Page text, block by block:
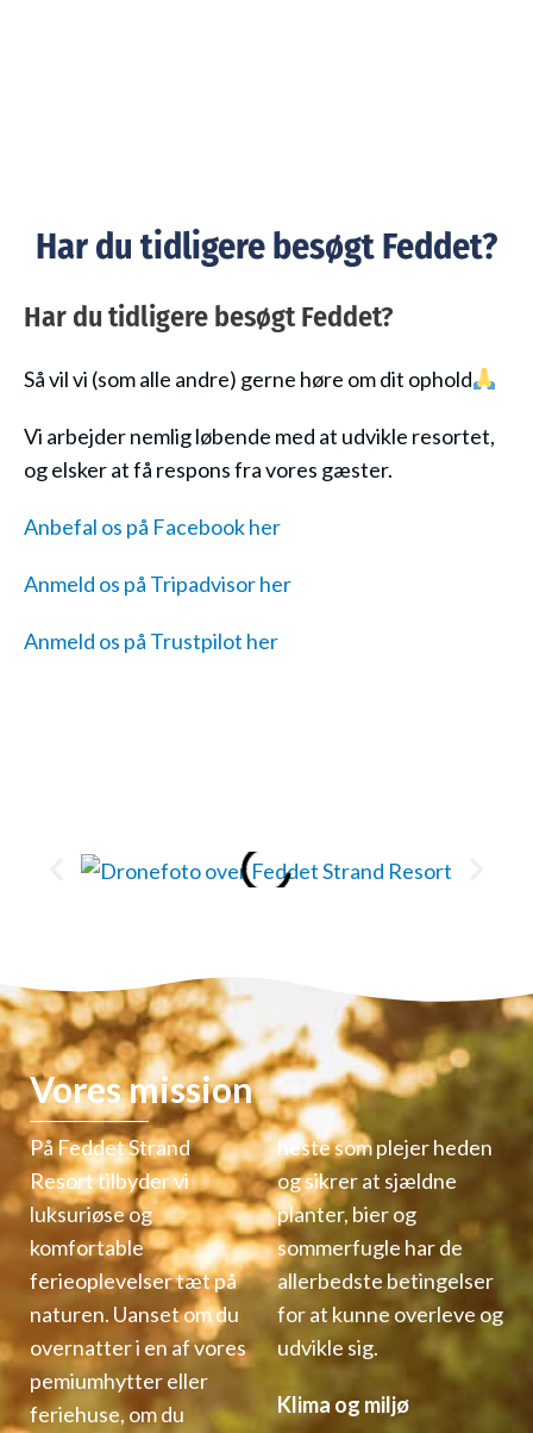
Har du tidligere besøgt Feddet?
Har du tidligere besøgt Feddet?
Så vil vi (som alle andre) gerne høre om dit ophold
Vi arbejder nemlig løbende med at udvikle resortet,
og elsker at få respons fra vores gæster.
Anbefal os på Facebook her
Anmeld os på Tripadvisor her
Anmeld os på Trustpilot her
Vores mission
På Feddet Strand
Resort tilbyder vi
luksuriøse og
komfortable
ferieoplevelser tæt på
naturen. Uanset om du
overnatter i en af vores
pemiumhytter eller
feriehuse, om du
heste som plejer heden
og sikrer at sjældne
planter, bier og
sommerfugle har de
allerbedste betingelser
for at kunne overleve og
udvikle sig.
Klima og miljø